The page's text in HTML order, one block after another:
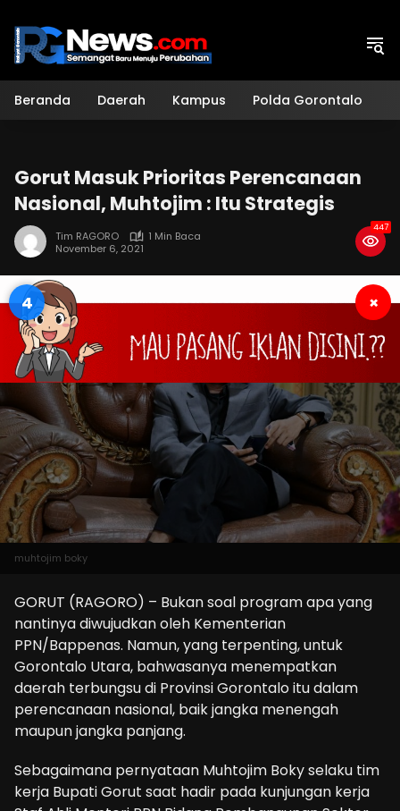
konten
Beranda Daerah Kampus Polda Gorontalo
Gorut Masuk Prioritas Perencanaan
Nasional, Muhtojim : Itu Strategis
Tim RAGORO
1 Min Baca
November 6, 2021
447
3 ×
muhtojim boky
GORUT (RAGORO) – Bukan soal program apa yang
nantinya diwujudkan oleh Kementerian
PPN/Bappenas. Namun, yang terpenting, untuk
Gorontalo Utara, bahwasanya menempatkan
daerah terbungsu di Provinsi Gorontalo itu dalam
perencanaan nasional, baik jangka menengah
maupun jangka panjang.
Sebagaimana pernyataan Muhtojim Boky selaku tim
kerja Bupati Gorut saat hadir pada kunjungan kerja